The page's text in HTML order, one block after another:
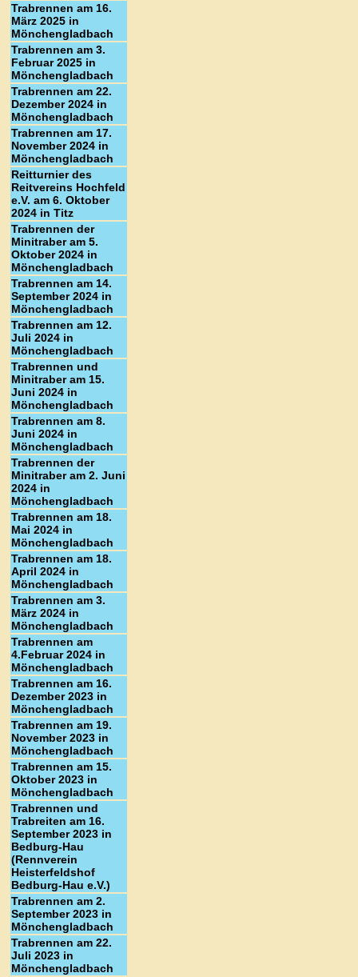
Trabrennen am 16.
März 2025 in
Mönchengladbach
Trabrennen am 3.
Februar 2025 in
Mönchengladbach
Trabrennen am 22.
Dezember 2024 in
Mönchengladbach
Trabrennen am 17.
November 2024 in
Mönchengladbach
Reitturnier des
Reitvereins Hochfeld
e.V. am 6. Oktober
2024 in Titz
Trabrennen der
Minitraber am 5.
Oktober 2024 in
Mönchengladbach
Trabrennen am 14.
September 2024 in
Mönchengladbach
Trabrennen am 12.
Juli 2024 in
Mönchengladbach
Trabrennen und
Minitraber am 15.
Juni 2024 in
Mönchengladbach
Trabrennen am 8.
Juni 2024 in
Mönchengladbach
Trabrennen der
Minitraber am 2. Juni
2024 in
Mönchengladbach
Trabrennen am 18.
Mai 2024 in
Mönchengladbach
Trabrennen am 18.
April 2024 in
Mönchengladbach
Trabrennen am 3.
März 2024 in
Mönchengladbach
Trabrennen am
4.Februar 2024 in
Mönchengladbach
Trabrennen am 16.
Dezember 2023 in
Mönchengladbach
Trabrennen am 19.
November 2023 in
Mönchengladbach
Trabrennen am 15.
Oktober 2023 in
Mönchengladbach
Trabrennen und
Trabreiten am 16.
September 2023 in
Bedburg-Hau
(Rennverein
Heisterfeldshof
Bedburg-Hau e.V.)
Trabrennen am 2.
September 2023 in
Mönchengladbach
Trabrennen am 22.
Juli 2023 in
Mönchengladbach